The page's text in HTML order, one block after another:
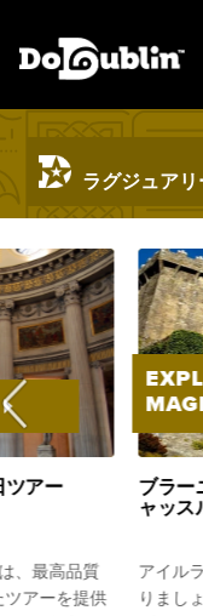
ラグジュアリ
アー
最高品質
アーを提供
ブラー
ャッス
アイル
りまし